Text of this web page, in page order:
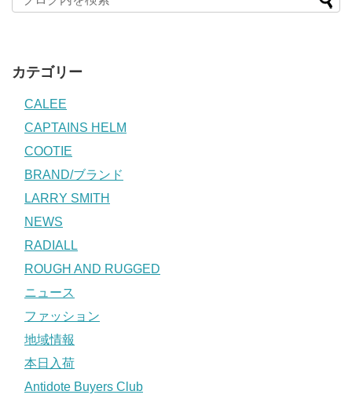
カテゴリー
CALEE
CAPTAINS HELM
COOTIE
BRAND/ブランド
LARRY SMITH
NEWS
RADIALL
ROUGH AND RUGGED
ニュース
ファッション
地域情報
本日入荷
Antidote Buyers Club